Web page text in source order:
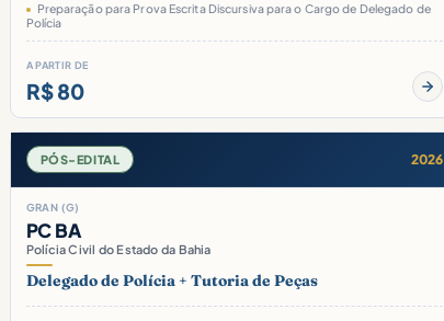
Preparação para Prova Escrita Discursiva para o Cargo de Delegado de
Polícia
A PARTIR DE
R$ 80
PÓS-EDITAL 2026
GRAN (G)
PC BA
Polícia Civil do Estado da Bahia
Delegado de Polícia + Tutoria de Peças